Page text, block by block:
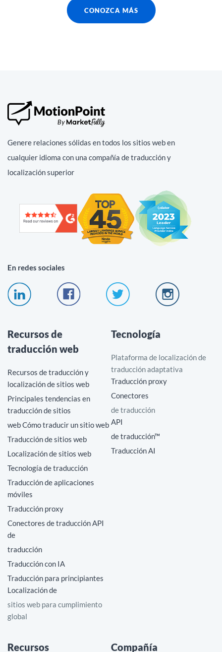
CONOZCA MÁS
Genere relaciones sólidas en todos los sitios web en
cualquier idioma con una compañía de traducción y
localización superior
En redes sociales
Recursos de
traducción web
Recursos de traducción y
localización de sitios web
Principales tendencias en
traducción de sitios
web Cómo traducir un sitio web
Traducción de sitios web
Localización de sitios web
Tecnología de traducción
Traducción de aplicaciones
móviles
Traducción proxy
Conectores de traducción API
de
traducción
Traducción con IA
Traducción para principiantes
Localización de
sitios web para cumplimiento
global
Tecnología
Plataforma de localización de
traducción adaptativa
Traducción proxy
Conectores
de traducción
API
de traducción™
Traducción AI
Recursos Compañía